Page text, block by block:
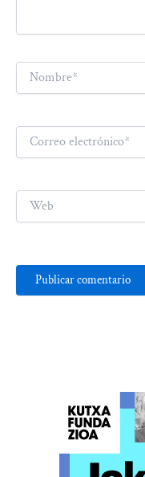
Nombre*
Correo
electrónico*
Web